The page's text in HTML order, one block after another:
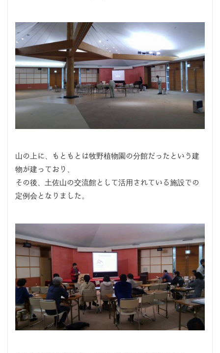
山の上に、もともとは牧野植物園の分館だったという建
物が建っており、
その後、土佐山の交流館として活用されている施設での
定例会となりました。